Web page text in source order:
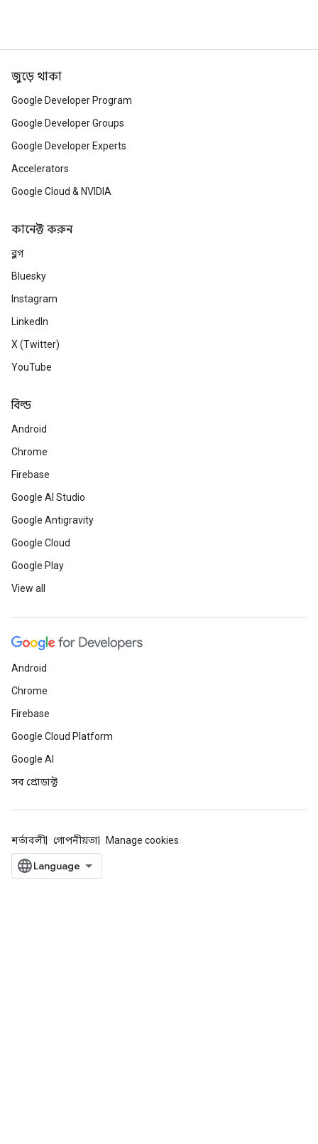
জুড়ে থাকা
Google Developer Program
Google Developer Groups
Google Developer Experts
Accelerators
Google Cloud & NVIDIA
কানেক্ট করুন
ব্লগ
Bluesky
Instagram
LinkedIn
X (Twitter)
YouTube
বিল্ড
Android
Chrome
Firebase
Google AI Studio
Google Antigravity
Google Cloud
Google Play
View all
Android
Chrome
Firebase
Google Cloud Platform
Google AI
সব প্রোডাক্ট
শর্তাবলী গোপনীয়তা Manage cookies